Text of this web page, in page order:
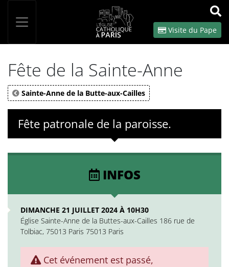
OK
Visite du Pape
Fête de la Sainte-Anne
Sainte-Anne de la Butte-aux-Cailles
Fête patronale de la paroisse.
INFOS
DIMANCHE 21 JUILLET 2024 À 10H30
Église Sainte-Anne de la Buttes-aux-Cailles 186 rue de
Tolbiac, 75013 Paris 75013 Paris
Cet événement est passé,
Panneau de gestion des cookies